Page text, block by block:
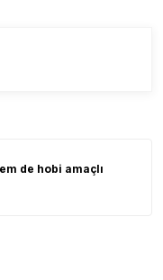
de hobi amaçlı